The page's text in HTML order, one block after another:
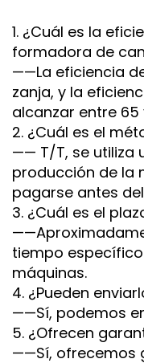
1. ¿Cuál es la
formadora de
——La eficiencia
zanja, y la
alcanzar entre
2. ¿Cuál es el
—— T/T, se utiliza
producción de la
pagarse antes
3. ¿Cuál es el
tiempo
máquinas.
4. ¿Pueden
——Sí, podemos
5. ¿Ofrecen
——Sí, ofrecemos